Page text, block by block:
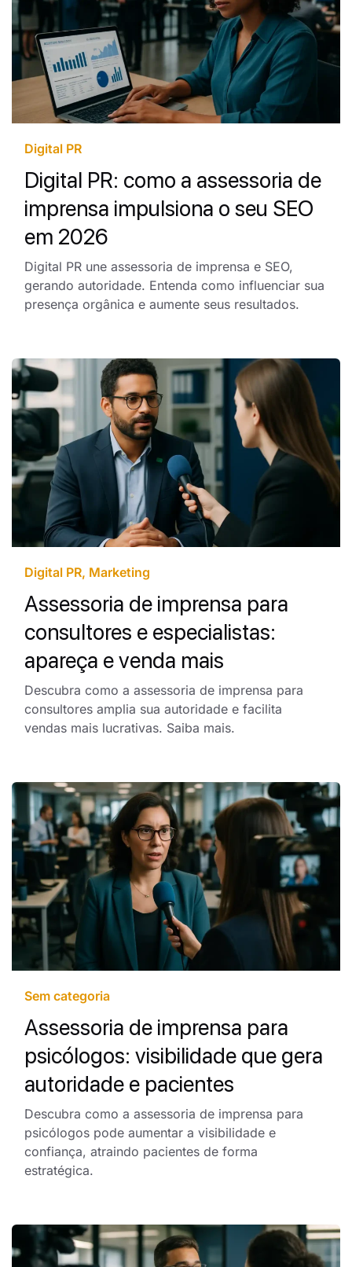
Digital PR
Digital PR: como a assessoria de
imprensa impulsiona o seu SEO
em 2026
Digital PR une assessoria de imprensa e SEO,
gerando autoridade. Entenda como influenciar sua
presença orgânica e aumente seus resultados.
Digital PR, Marketing
Assessoria de imprensa para
consultores e especialistas:
apareça e venda mais
Descubra como a assessoria de imprensa para
consultores amplia sua autoridade e facilita
vendas mais lucrativas. Saiba mais.
Sem categoria
Assessoria de imprensa para
psicólogos: visibilidade que gera
autoridade e pacientes
Descubra como a assessoria de imprensa para
psicólogos pode aumentar a visibilidade e
confiança, atraindo pacientes de forma
estratégica.